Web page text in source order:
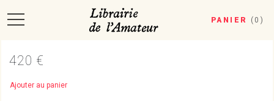
PANIER ( 0 )
420 €
Ajouter au panier